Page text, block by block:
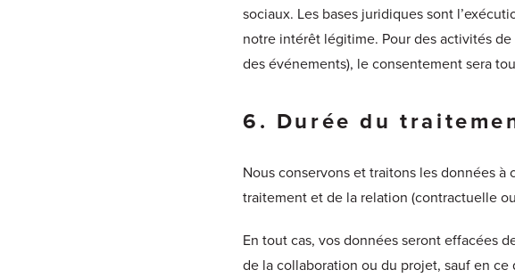
sociaux. Les bases juridiques sont
notre intérêt légitime. Pour des activités
des événements), le consentement sera
6. Durée du
Nous conservons et traitons les données
traitement et de la relation (contractuelle
En tout cas, vos données seront effacées
de la collaboration ou du projet, sauf en